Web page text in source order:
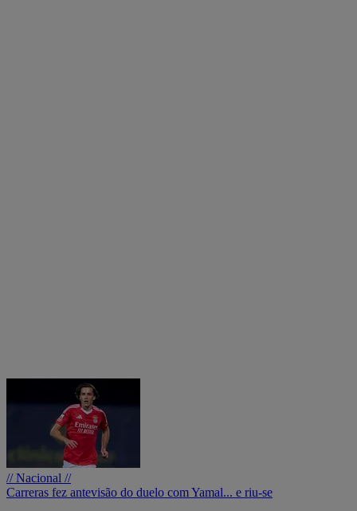
// Nacional //
Carreras fez antevisão do duelo com Yamal... e riu-se